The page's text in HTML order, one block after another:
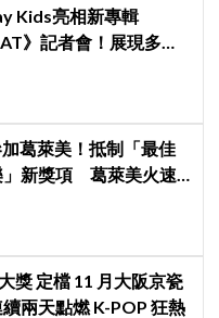
Kids亮相新專輯
》記者會！展現多才
葛萊美！抵制「最佳
」新獎項 葛萊美火速
獎 定檔 11 月大阪京瓷
兩天點燃 K-POP 狂熱